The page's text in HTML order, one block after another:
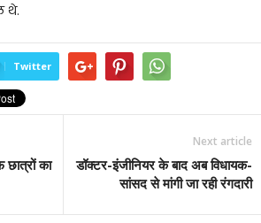
थे.
Twitter
का
Next article
डॉक्टर-इंजीनियर के बाद अब विधायक-
सांसद से मांगी जा रही रंगदारी